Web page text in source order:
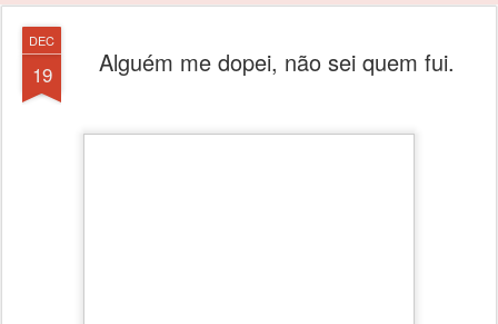
DEC
19 Alguém me dopei, não sei quem fui.